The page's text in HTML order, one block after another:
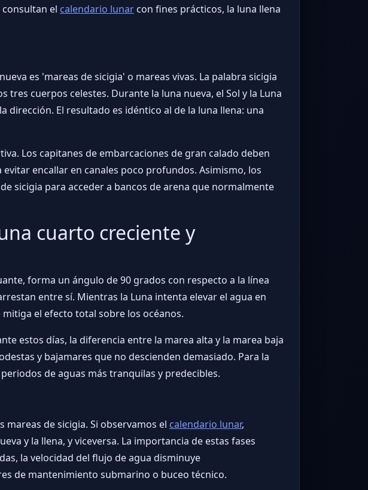
el calendario lunar con fines prácticos, la luna llena
es 'mareas de sicigia' o mareas vivas. La palabra sicigia
cuerpos celestes. Durante la luna nueva, el Sol y la Luna
dirección. El resultado es idéntico al de la luna llena: una
Los capitanes de embarcaciones de gran calado deben
encallar en canales poco profundos. Asimismo, los
sicigia para acceder a bancos de arena que normalmente
cuarto creciente y
forma un ángulo de 90 grados con respecto a la línea
entre sí. Mientras la Luna intenta elevar el agua en
el efecto total sobre los océanos.
estos días, la diferencia entre la marea alta y la marea baja
y bajamares que no descienden demasiado. Para la
de aguas más tranquilas y predecibles.
de sicigia. Si observamos el calendario lunar,
y la llena, y viceversa. La importancia de estas fases
la velocidad del flujo de agua disminuye
de mantenimiento submarino o buceo técnico.